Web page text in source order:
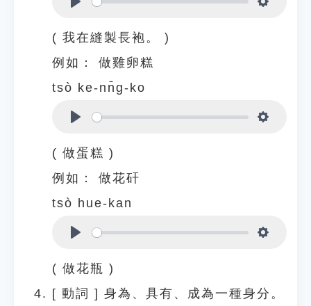
( 我在縫製長袍。 )
例如：
做雞卵糕
tsò ke-nn̄g-ko
( 做蛋糕 )
例如：
做花矸
tsò hue-kan
( 做花瓶 )
[ 動詞 ] 身為、具有、成為一種身分。